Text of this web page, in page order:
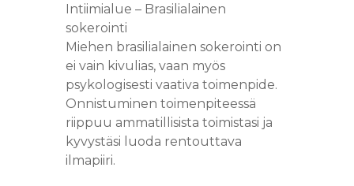
Intiimialue – Brasilialainen
sokerointi
Miehen brasilialainen sokerointi on
ei vain kivulias, vaan myös
psykologisesti vaativa toimenpide.
Onnistuminen toimenpiteessä
riippuu ammatillisista toimistasi ja
kyvystäsi luoda rentouttava
ilmapiiri.